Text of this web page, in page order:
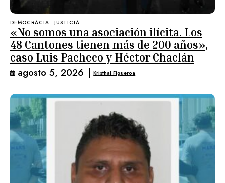
DEMOCRACIA JUSTICIA
«No somos una asociación ilícita. Los
48 Cantones tienen más de 200 años»,
caso Luis Pacheco y Héctor Chaclán
agosto 5, 2026 | Kristhal Figueroa